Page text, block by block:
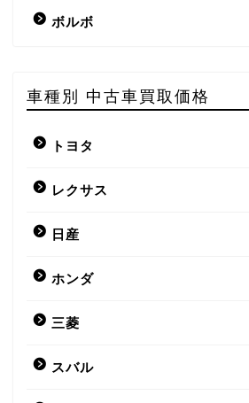
ボルボ
車種別 中古車買取価格
トヨタ
レクサス
日産
ホンダ
三菱
スバル